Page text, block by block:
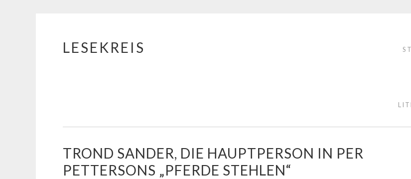
Springe
LESEKREIS
TROND SANDER, DIE HAUPTPERSON IN PER
PETTERSONS „PFERDE STEHLEN“